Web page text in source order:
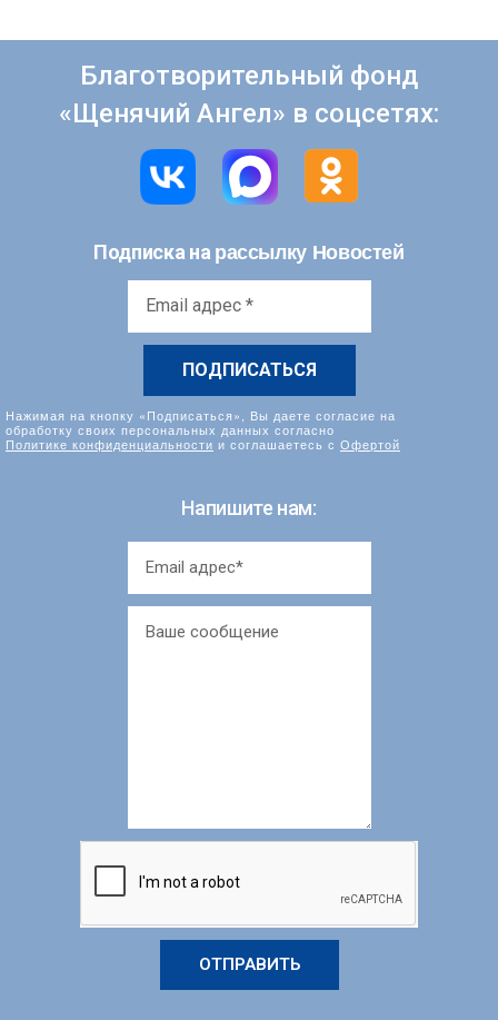
Благотворительный фонд
«Щенячий Ангел» в соцсетях:
Подписка нарассылку Новостей
Нажимая на кнопку «Подписаться», Вы даете согласие на
обработку своих персональных данных согласно
Политике конфиденциальности и соглашаетесь с Офертой
Напишите нам:
ОТПРАВИТЬ